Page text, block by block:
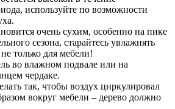
используйте по возможности
очень сухим, особенно на пике
сезона, старайтесь увлажнять
только для мебели!
во влажном подвале или на
чердаке.
так, чтобы воздух циркулировал
вокруг мебели – дерево должно